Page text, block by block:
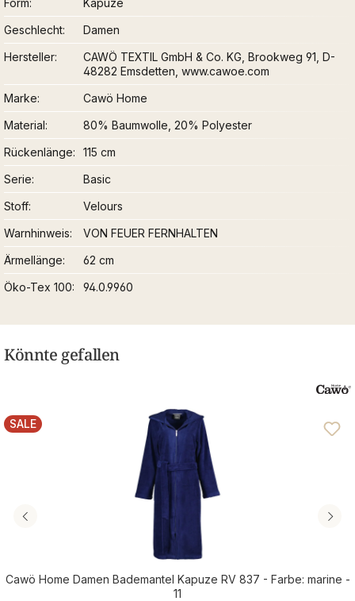
Geschlecht
Damen
Hersteller
CAWÖ TEXTIL GmbH & Co. KG, Brookweg 91, D-
48282 Emsdetten, www.cawoe.com
Marke
Cawö Home
Material
80% Baumwolle, 20% Polyester
Rückenlänge
115 cm
Serie
Basic
Stoff
Velours
Warnhinweis
VON FEUER FERNHALTEN
Ärmellänge
62 cm
Öko-Tex 100
94.0.9960
Könnte gefallen
RABATT
SALE
Cawö Home Damen Bademantel Kapuze RV 837 - Farbe: marine -
11